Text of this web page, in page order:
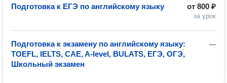
от 800 ₽
за урок
Подготовка к ЕГЭ по английскому языку
—
Подготовка к экзамену по английскому языку:
TOEFL, IELTS, CAE, A-level, BULATS, ЕГЭ, ОГЭ,
Школьный экзамен